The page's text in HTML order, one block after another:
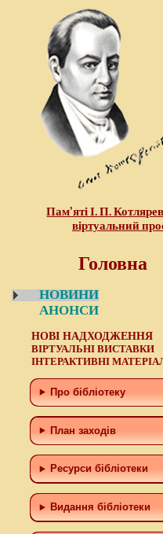
Пам’яті І. П.
віртуальний
Головна
НОВИНИ
АНОНСИ
НОВІ НАДХОДЖЕННЯ
ВІРТУАЛЬНІ ВИСТАВКИ
ІНТЕРАКТИВНІ
Про бібліотеку
План заходів
Ресурси бібліотеки
Видання бібліотеки